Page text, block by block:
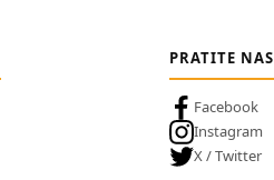
PRATITE NAS
Facebook
Instagram
X / Twitter